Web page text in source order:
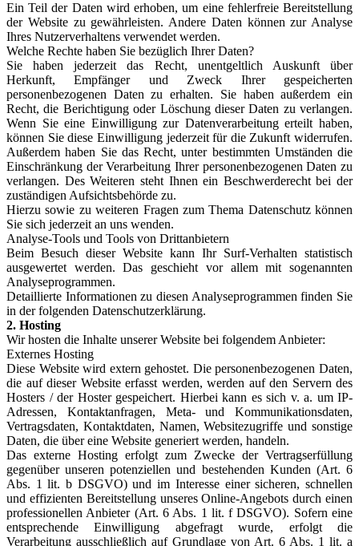
Ein Teil der Daten wird erhoben, um eine fehlerfreie Bereitstellung
der Website zu gewährleisten. Andere Daten können zur Analyse
Ihres Nutzerverhaltens verwendet werden.
Welche Rechte haben Sie bezüglich Ihrer Daten?
Sie haben jederzeit das Recht, unentgeltlich Auskunft über
Herkunft, Empfänger und Zweck Ihrer gespeicherten
personenbezogenen Daten zu erhalten. Sie haben außerdem ein
Recht, die Berichtigung oder Löschung dieser Daten zu verlangen.
Wenn Sie eine Einwilligung zur Datenverarbeitung erteilt haben,
können Sie diese Einwilligung jederzeit für die Zukunft widerrufen.
Außerdem haben Sie das Recht, unter bestimmten Umständen die
Einschränkung der Verarbeitung Ihrer personenbezogenen Daten zu
verlangen. Des Weiteren steht Ihnen ein Beschwerderecht bei der
zuständigen Aufsichtsbehörde zu.
Hierzu sowie zu weiteren Fragen zum Thema Datenschutz können
Sie sich jederzeit an uns wenden.
Analyse-Tools und Tools von Drittanbietern
Beim Besuch dieser Website kann Ihr Surf-Verhalten statistisch
ausgewertet werden. Das geschieht vor allem mit sogenannten
Analyseprogrammen.
Detaillierte Informationen zu diesen Analyseprogrammen finden Sie
in der folgenden Datenschutzerklärung.
2. Hosting
Wir hosten die Inhalte unserer Website bei folgendem Anbieter:
Externes Hosting
Diese Website wird extern gehostet. Die personenbezogenen Daten,
die auf dieser Website erfasst werden, werden auf den Servern des
Hosters / der Hoster gespeichert. Hierbei kann es sich v. a. um IP-
Adressen, Kontaktanfragen, Meta- und Kommunikationsdaten,
Vertragsdaten, Kontaktdaten, Namen, Websitezugriffe und sonstige
Daten, die über eine Website generiert werden, handeln.
Das externe Hosting erfolgt zum Zwecke der Vertragserfüllung
gegenüber unseren potenziellen und bestehenden Kunden (Art. 6
Abs. 1 lit. b DSGVO) und im Interesse einer sicheren, schnellen
und effizienten Bereitstellung unseres Online-Angebots durch einen
professionellen Anbieter (Art. 6 Abs. 1 lit. f DSGVO). Sofern eine
entsprechende Einwilligung abgefragt wurde, erfolgt die
Verarbeitung ausschließlich auf Grundlage von Art. 6 Abs. 1 lit. a